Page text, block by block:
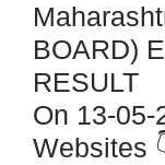
BOARD)
RESULT
On 13-05-
Websites